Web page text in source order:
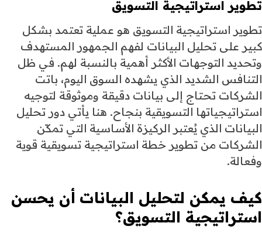
تطوير استراتيجية التسويق
تطوير استراتيجية التسويق هو عملية تعتمد بشكل
كبير على تحليل البيانات لفهم الجمهور المستهدف
وتحديد التوجهات الأكثر أهمية بالنسبة لهم. في ظل
التنافس الشديد الذي يشهده السوق اليوم، باتت
الشركات تحتاج إلى بيانات دقيقة وموثوقة لتوجيه
استراتيجياتها التسويقية بنجاح. هنا يأتي دور تحليل
البيانات الذي يُعتبر الركيزة الأساسية التي تمكّن
الشركات من تطوير خطة استراتيجية تسويقية قوية
وفعالة.
كيف يمكن لتحليل البيانات أن يحسن
استراتيجية التسويق؟